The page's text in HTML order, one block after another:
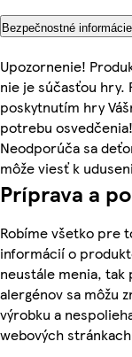
Bezpečnostné informácie
Upozornenie!
nie je súčasťou
poskytnutím hry
potrebu
Neodporúča sa
môže viesť k
Príprava a
Robíme všetko pre
informácií o
neustále menia, tak
alergénov sa môžu
výrobku a
webových